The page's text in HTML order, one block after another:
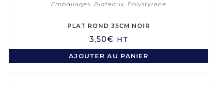
Emballages, Plateaux, Polystyrene
PLAT ROND 35CM NOIR
3,50€ HT
AJOUTER AU PANIER